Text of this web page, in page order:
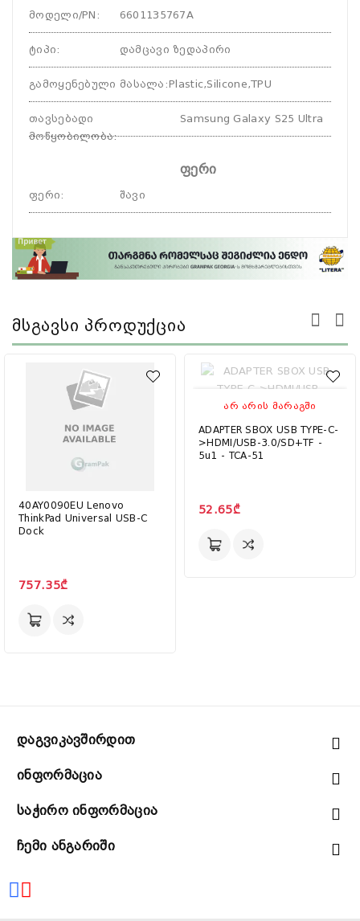
მოდელი/PN : 6601135767A
ტიპი: დამცავი ზედაპირი
გამოყენებული მასალა :Plastic,Silicone,TPU
თავსებადი
მოწყობილობა:
Samsung Galaxy S25 Ultra
ფერი
ფერი: შავი
Მსგავსი Პროდუქცია
40AY0090EU Lenovo
ThinkPad Universal USB-C
Dock
757.35₾
ᲐᲠ ᲐᲠᲘᲡ ᲛᲐᲠᲐᲒᲨᲘ
ADAPTER SBOX USB TYPE-C-
>HDMI/USB-3.0/SD+TF -
5u1 - TCA-51
52.65₾
Დაგვიკავშირდით
Ინფორმაცია
Საჭირო Ინფორმაცია
Ჩემი Ანგარიში